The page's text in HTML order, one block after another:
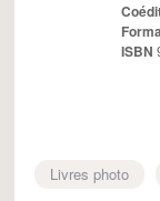
ISBN
Livres photo